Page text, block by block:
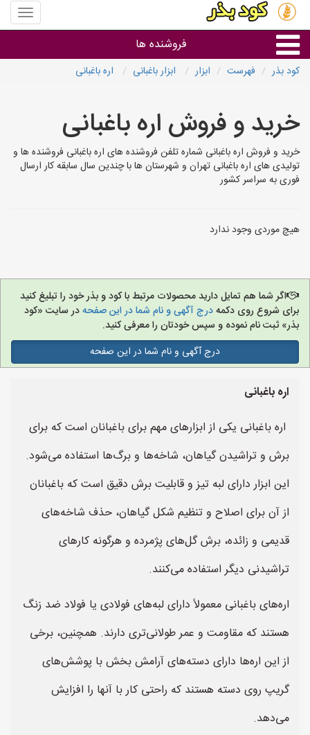
منوی
سایت
بذر
فروشنده ها
استان ها
کود بذر فهرست ابزار ابزار باغبانی اره باغبانی
خرید و فروش اره باغبانی
خرید و فروش اره باغبانی شماره تلفن فروشنده های اره باغبانی فروشنده ها و
تولیدی های اره باغبانی تهران و شهرستان ها با چندین سال سابقه کار ارسال
فوری به سراسر کشور
هیچ موردی وجود ندارد
اگر شما هم تمایل دارید محصولات مرتبط با کود و بذر خود را تبلیغ کنید
برای شروع روی دکمهدرج آگهی و نام شما در این صفحهدر سایت «کود
بذر» ثبت نام نموده و سپس خودتان را معرفی کنید.
درج آگهی و نام شما در این صفحه
اره باغبانی
اره باغبانی یکی از ابزارهای مهم برای باغبانان است که برای
برش و تراشیدن گیاهان، شاخه‌ها و برگ‌ها استفاده می‌شود.
این ابزار دارای لبه تیز و قابلیت برش دقیق است که باغبانان
از آن برای اصلاح و تنظیم شکل گیاهان، حذف شاخه‌های
قدیمی و زائده، برش گل‌های پژمرده و هرگونه کارهای
تراشیدنی دیگر استفاده می‌کنند.
اره‌های باغبانی معمولاً دارای لبه‌های فولادی یا فولاد ضد زنگ
هستند که مقاومت و عمر طولانی‌تری دارند. همچنین، برخی
از این اره‌ها دارای دسته‌های آرامش بخش با پوشش‌های
گریپ روی دسته هستند که راحتی کار با آنها را افزایش
می‌دهد.